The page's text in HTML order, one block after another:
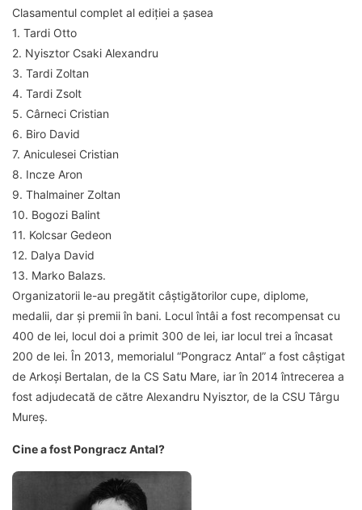
Clasamentul complet al ediției a șasea
1. Tardi Otto
2. Nyisztor Csaki Alexandru
3. Tardi Zoltan
4. Tardi Zsolt
5. Cârneci Cristian
6. Biro David
7. Aniculesei Cristian
8. Incze Aron
9. Thalmainer Zoltan
10. Bogozi Balint
11. Kolcsar Gedeon
12. Dalya David
13. Marko Balazs.
Organizatorii le-au pregătit câştigătorilor cupe, diplome,
medalii, dar şi premii în bani. Locul întâi a fost recompensat cu
400 de lei, locul doi a primit 300 de lei, iar locul trei a încasat
200 de lei. În 2013, memorialul “Pongracz Antal” a fost câştigat
de Arkoşi Bertalan, de la CS Satu Mare, iar în 2014 întrecerea a
fost adjudecată de către Alexandru Nyisztor, de la CSU Târgu
Mureș.
Cine a fost Pongracz Antal?